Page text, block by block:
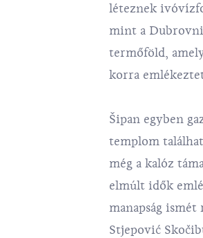
léteznek
mint a
termőföld,
korra
Šipan egyben
templom
még a kalóz
elmúlt idők
manapság
Stjepović